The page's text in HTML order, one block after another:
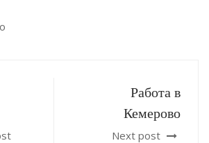
Работа в
Кемерово
Next post